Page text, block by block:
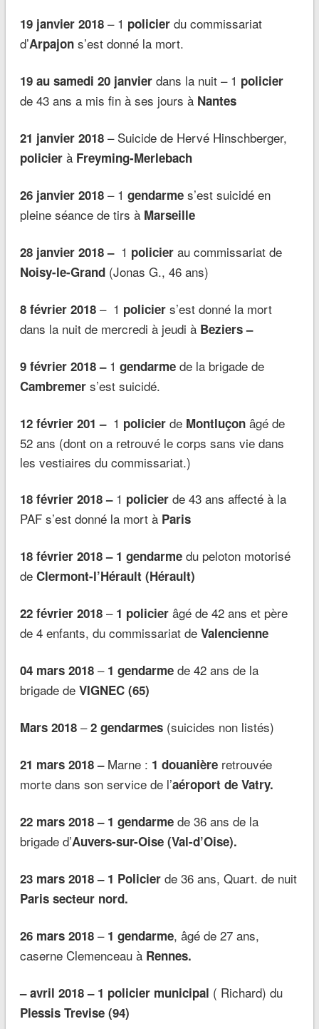
19 janvier 2018– 1 policierdu commissariat
d’Arpajons’est donné la mort.
19 au samedi 20 janvierdans la nuit – 1 policier
de 43 ans a mis fin à ses jours à Nantes
21 janvier2018 – Suicide de Hervé Hinschberger,
policier à Freyming-Merlebach
26 janvier 2018– 1 gendarmes’est suicidé en
pleine séance de tirs à Marseille
28 janvier 2018 –1 policierau commissariat de
Noisy-le-Grand(Jonas G., 46 ans)
8 février 2018– 1 policier s’est donné la mort
dans la nuit de mercredi à jeudi à Beziers–
9 février 2018 – 1 gendarmede la brigade de
Cambremers’est suicidé.
12 février 201 – 1 policierde Montluçonâgé de
52 ans (dont on a retrouvé le corps sans vie dans
les vestiaires du commissariat.)
18 février 2018 – 1 policier de 43 ans affecté à la
PAF s’est donné la mort à Paris
18 février 2018 – 1 gendarmedu peloton motorisé
de Clermont-l’Hérault (Hérault)
22 février 2018– 1 policierâgé de 42 ans et père
de 4 enfants, du commissariat de Valencienne
04 mars 2018– 1 gendarmede 42 ans de la
brigade de VIGNEC (65)
Mars 2018–2 gendarmes(suicides non listés)
21 mars 2018 –Marne : 1 douanièreretrouvée
morte dans son service de l’aéroport de Vatry.
22 mars 2018 – 1 gendarmede 36 ans de la
brigade d’Auvers-sur-Oise (Val-d’Oise).
23 mars 2018 – 1 Policierde 36 ans, Quart. de nuit
Paris secteur nord.
26 mars 2018– 1 gendarme, âgé de 27 ans,
caserne Clemenceau à Rennes.
– avril 2018 – 1 policier municipal ( Richard) du
Plessis Trevise (94)